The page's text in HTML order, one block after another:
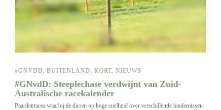
#GNVDD BUITENLAND KORT NIEUWS
#GNvdD: Steeplechase verdwijnt van Zuid-
Australische racekalender
Paardenraces waarbij de dieren op hoge snelheid over verschillende hindernissen